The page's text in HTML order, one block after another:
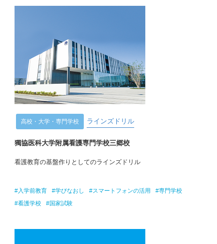
高校・大学・専門学校 ラインズドリル
獨協医科大学附属看護専門学校三郷校
看護教育の基盤作りとしてのラインズドリル
#入学前教育 #学びなおし #スマートフォンの活用
#専門学校
#看護学校
#国家試験